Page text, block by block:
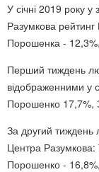
У січні 2019 року
Разумкова
Порошенка -
Перший тиждень
відображенними у
Порошенко 17,7%,
За другий тиждень
Центра
Порошенко -